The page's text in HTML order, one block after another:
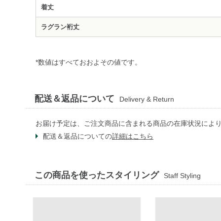
着丈
ラグラン裄丈
*数値はすべておおよその値です。
配送＆返品について Delivery & Return
お届け予定は、ご注文商品に含まれる商品の在庫状況により
配送＆返品についての詳細はこちら
この商品を使ったスタイリング Staff Styling